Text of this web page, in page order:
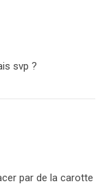
svp ?
par de la carotte